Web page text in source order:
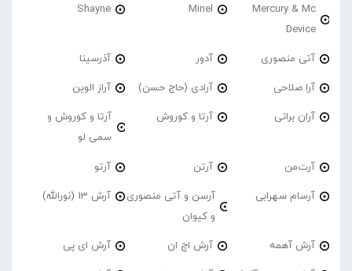
Mercury & Mc
Device
Minel
Shayne
آتی منصوری آدور آذرسینا
آرا صلاحی آرادی (حاج حسن) آراز الوین
آران براتی آرتا و کوروش
آرتا و کوروش و
سمی لو
آرت‌من آرتن آرتو
آرسام سهرابی
آرسن و آتی منصوری
و کیوان
آرش 13 (نورالله)
آرش آهمه آرش اچ ان آرش ای پی